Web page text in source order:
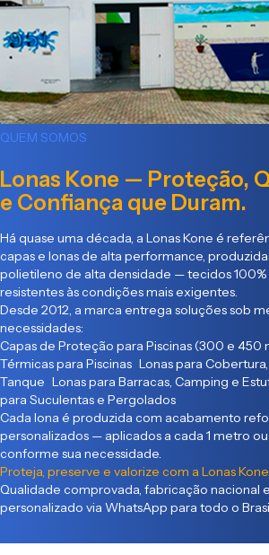
QUEM SOMOS
Lonas Kone — Proteção,
e Confiança que Duram.
Há quase uma década, a Lonas Kone é
capas e lonas de alta performance,
polietileno de alta densidade — tecidos 100%
resistentes às condições mais exigentes.
Desde 2012, a marca entrega soluções sob
necessidades:
Capas de Proteção para Piscinas (300 e 450
Térmicas para Piscinas Lonas para
Tanque Lonas para Barracas, Camping e
para Suculentas e Pergolados
Cada lona é produzida com acabamento
personalizados — aplicados a cada 1 metro
conforme sua necessidade.
Proteja, preserve e valorize com a Lonas Kone.
Qualidade comprovada, fabricação nacional
personalizado via WhatsApp para todo o